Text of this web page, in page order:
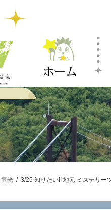
観光 3/25 知りたい!! 地元 ミステリー